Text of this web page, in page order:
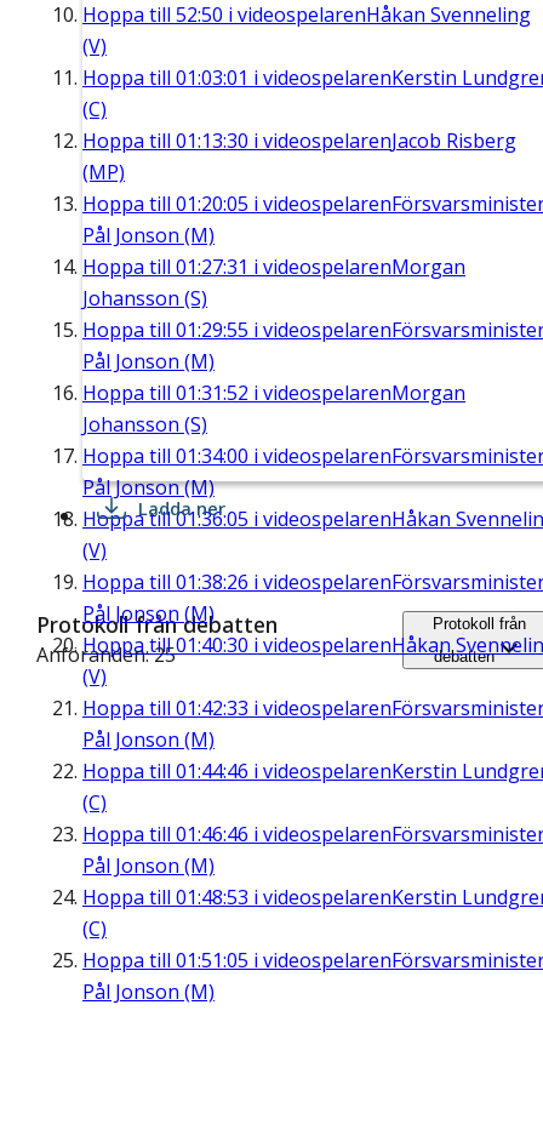
Hoppa till 52:50 i videospelarenHåkan Svenneling
(V)
Hoppa till 01:03:01 i videospelarenKerstin
(C)
Hoppa till 01:13:30 i videospelarenJacob Risberg
(MP)
Hoppa till 01:20:05 i videospelaren
Pål Jonson (M)
Hoppa till 01:27:31 i videospelarenMorgan
Johansson (S)
Hoppa till 01:29:55 i videospelaren
Pål Jonson (M)
Hoppa till 01:31:52 i videospelarenMorgan
Johansson (S)
Hoppa till 01:34:00 i videospelaren
Pål Jonson (M)
Hoppa till01:36:05 i videospelarenHåkan
(V)
Hoppa till 01:38:26 i videospelaren
Pål Jonson (M)
Hoppa till01:40:30 i videospelarenHåkan
(V)
Hoppa till 01:42:33 i videospelaren
Pål Jonson (M)
Hoppa till 01:44:46 i videospelarenKerstin
(C)
Hoppa till 01:46:46 i videospelaren
Pål Jonson (M)
Hoppa till 01:48:53 i videospelarenKerstin
(C)
Hoppa till 01:51:05 i videospelaren
Pål Jonson (M)
Ladda ner
Protokoll från debatten
Anföranden: 25
Protokoll från
debatten